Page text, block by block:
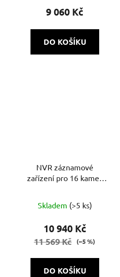
produktu
5,0
z
9 060 Kč
DO KOŠÍKU
NVR záznamové
zařízení pro 16 kamer
Skladem (>5 ks)
10 940 Kč
11 569 Kč (–5 %)
DO KOŠÍKU